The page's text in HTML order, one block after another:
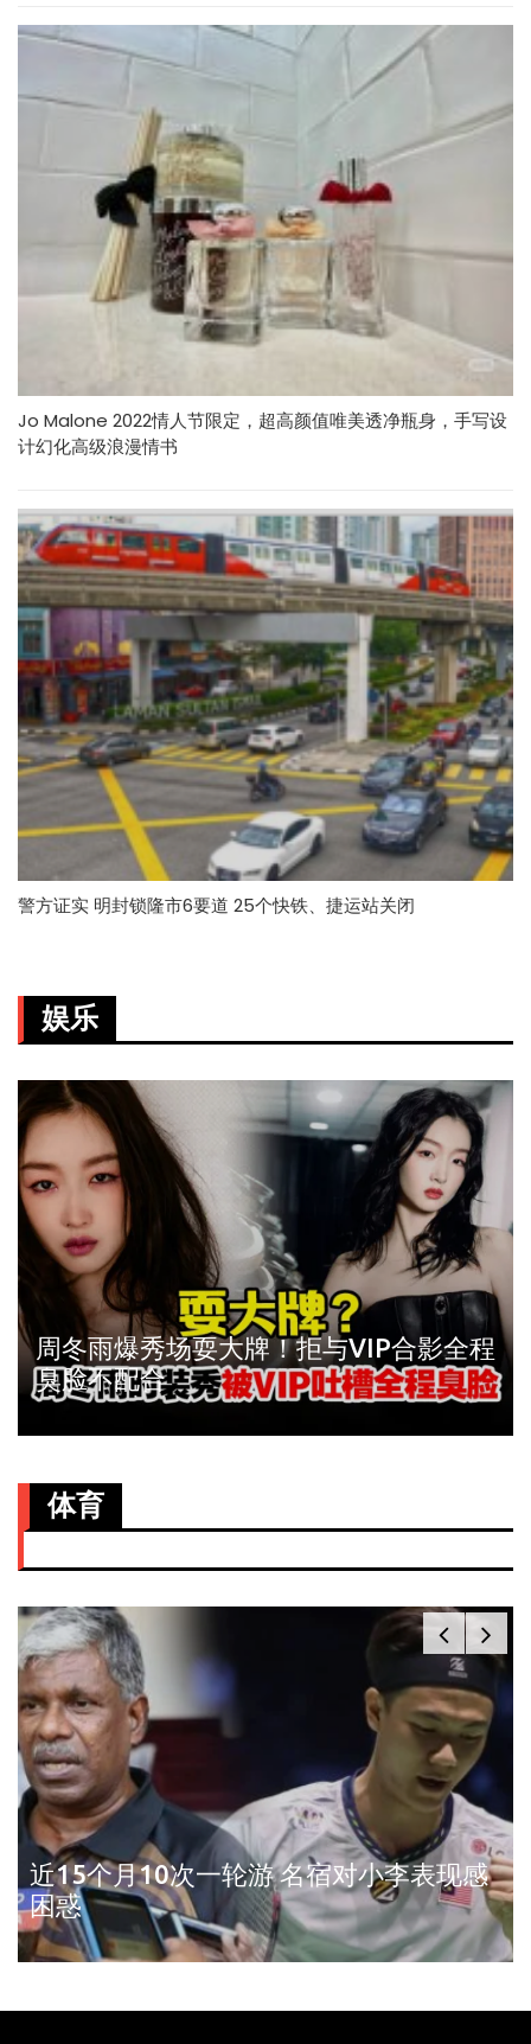
Jo Malone 2022情人节限定，超高颜值唯美透净瓶身，手写设
计幻化高级浪漫情书
警方证实 明封锁隆市6要道 25个快铁、捷运站关闭
娱乐
周冬雨爆秀场耍大牌！拒与VIP合影全程
臭脸不配合
体育
近15个月10次一轮游 名宿对小李表现感
困惑